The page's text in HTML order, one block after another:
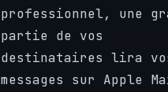
professionnel, une
partie de vos
destinataires lira
messages sur Apple